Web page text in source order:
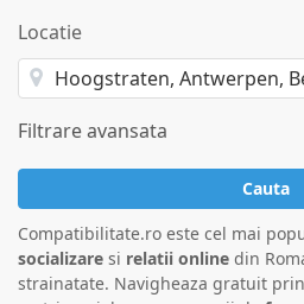
Locatie
Filtrare avansata
Cauta
Compatibilitate.ro este cel mai
socializare si relatii online din
strainatate. Navigheaza gratuit